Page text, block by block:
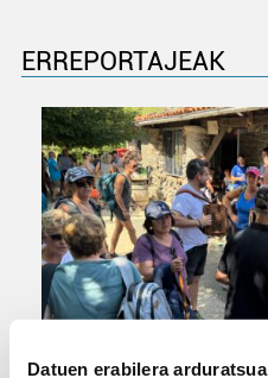
Datuen erabilera arduratsua
ERREPORTAJEAK